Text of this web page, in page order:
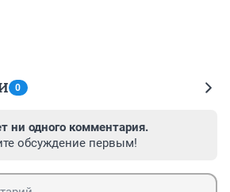
0
ни одного комментария.
обсуждение первым!